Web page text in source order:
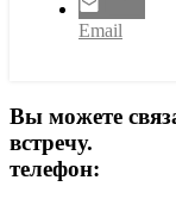
Email
Вы можете
встречу.
телефон: